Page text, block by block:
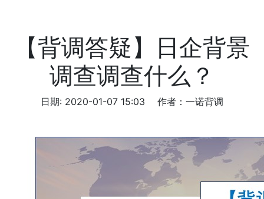
【背调答疑】日企背景
调查调查什么？
日期: 2020-01-07 15:03 作者：一诺背调